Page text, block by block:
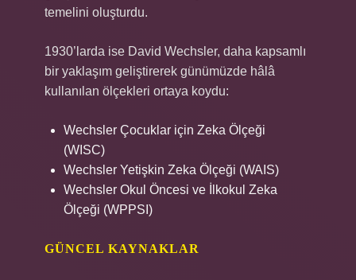
temelini oluşturdu.
1930’larda ise David Wechsler, daha kapsamlı
bir yaklaşım geliştirerek günümüzde hâlâ
kullanılan ölçekleri ortaya koydu:
Wechsler Çocuklar için Zeka Ölçeği
(WISC)
Wechsler Yetişkin Zeka Ölçeği (WAIS)
Wechsler Okul Öncesi ve İlkokul Zeka
Ölçeği (WPPSI)
GÜNCEL KAYNAKLAR